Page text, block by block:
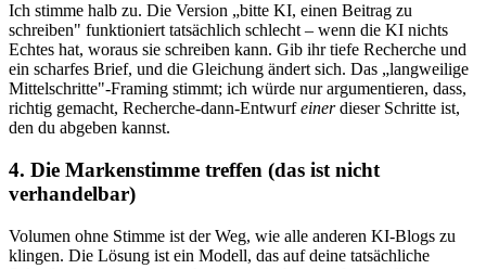
Ich stimme halb zu. Die Version „bitte KI, einen Beitrag zu
schreiben" funktioniert tatsächlich schlecht – wenn die KI nichts
Echtes hat, woraus sie schreiben kann. Gib ihr tiefe Recherche und
ein scharfes Brief, und die Gleichung ändert sich. Das „langweilige
Mittelschritte"-Framing stimmt; ich würde nur argumentieren, dass,
richtig gemacht, Recherche-dann-Entwurfeinerdieser Schritte ist,
den du abgeben kannst.
4. Die Markenstimme treffen (das ist nicht
verhandelbar)
Volumen ohne Stimme ist der Weg, wie alle anderen KI-Blogs zu
klingen. Die Lösung ist ein Modell, das auf deine tatsächliche